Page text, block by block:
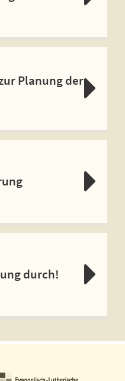
Planung der
durch!